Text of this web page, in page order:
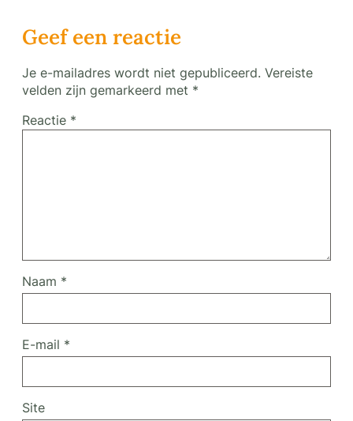
Geef een reactie
Je e-mailadres wordt niet gepubliceerd. Vereiste
velden zijn gemarkeerd met *
Reactie *
Naam *
E-mail *
Site